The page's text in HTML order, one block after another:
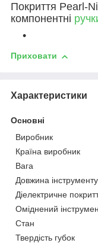
Покриття Pearl-
компонентні
Приховати
Характеристики
Основні
Виробник
Країна виробник
Вага
Довжина інструменту
Діелектричне
Оміднений
Стан
Твердість губок